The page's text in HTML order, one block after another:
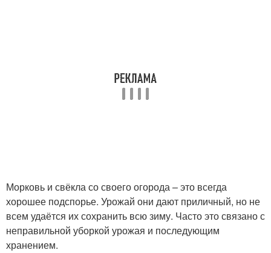
Морковь и свёкла со своего огорода – это всегда
хорошее подспорье. Урожай они дают приличный, но не
всем удаётся их сохранить всю зиму. Часто это связано с
неправильной уборкой урожая и последующим
хранением.